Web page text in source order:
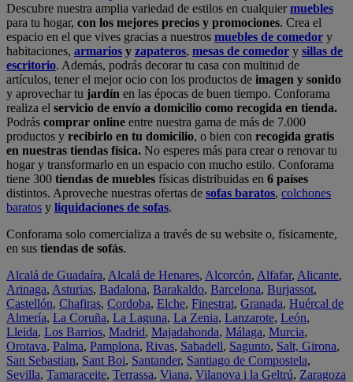
Descubre nuestra amplia variedad de estilos en cualquiermuebles
para tu hogar, con los mejores precios y promociones. Crea el
espacio en el que vives gracias a nuestros muebles de comedor y
habitaciones, armarios y zapateros, mesas de comedor y sillas de
escritorio. Además, podrás decorar tu casa con multitud de
artículos, tener el mejor ocio con los productos de imagen y sonido
y aprovechar tu jardín en las épocas de buen tiempo. Conforama
realiza el servicio de envío a domicilio como recogida en tienda.
Podrás comprar online entre nuestra gama de más de 7.000
productos y recibirlo en tu domicilio, o bien con recogida gratis
en nuestras tiendas física. No esperes más para crear o renovar tu
hogar y transformarlo en un espacio con mucho estilo. Conforama
tiene 300 tiendas de muebles físicas distribuidas en 6 países
distintos. Aproveche nuestras ofertas de sofas baratos, colchones
baratos y liquidaciones de sofas.
Conforama solo comercializa a través de su website o, físicamente,
en sus tiendas de sofás.
Alcalá de Guadaíra, Alcalá de Henares, Alcorcón, Alfafar, Alicante,
Arinaga, Asturias, Badalona, Barakaldo, Barcelona, Burjassot,
Castellón, Chafiras, Cordoba, Elche, Finestrat, Granada, Huércal de
Almería, La Coruña, La Laguna, La Zenia, Lanzarote, León,
Lleida, Los Barrios, Madrid, Majadahonda, Málaga, Murcia,
Orotava, Palma, Pamplona, Rivas, Sabadell, Sagunto, Salt, Girona,
San Sebastian, Sant Boi, Santander, Santiago de Compostela,
Sevilla, Tamaraceite, Terrassa, Viana, Vilanova i la Geltrú, Zaragoza